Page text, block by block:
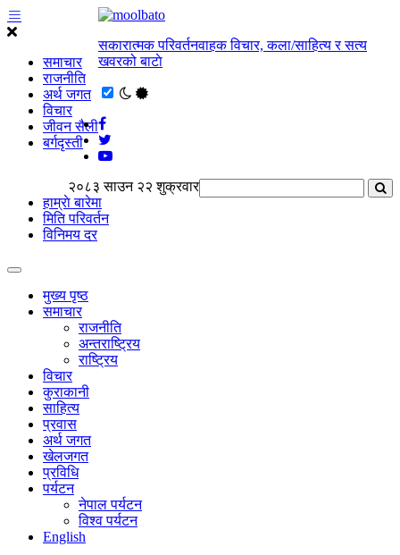
समाचार
राजनीति
अर्थ जगत
विचार
जीवन सैली
बर्गदृस्ती
सकारात्मक परिवर्तनवाहक विचार, कला/साहित्य र सत्य
खवरको बाटाे
२०८३ साउन २२ शुक्रवार
हाम्राे बारेमा
मिति परिवर्तन
विनिमय दर
मुख्य पृष्ठ
समाचार
राजनीति
अन्तराष्ट्रिय
राष्ट्रिय
विचार
कुराकानी
साहित्य
प्रवास
अर्थ जगत
खेलजगत
प्रविधि
पर्यटन
नेपाल पर्यटन
विश्व पर्यटन
English